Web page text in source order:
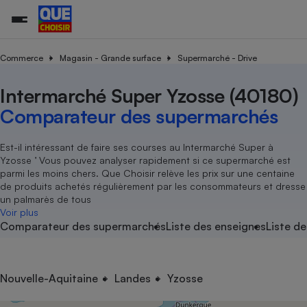
Commerce Magasin - Grande surface Supermarché - Drive
Intermarché Super Yzosse (40180)
Comparateur des supermarchés
Est-il intéressant de faire ses courses au Intermarché Super à
Yzosse ’ Vous pouvez analyser rapidement si ce supermarché est
parmi les moins chers. Que Choisir relève les prix sur une centaine
de produits achetés régulièrement par les consommateurs et dresse
un palmarès de tous
Voir plus
Comparateur des supermarchésListe des enseignesListe
Nouvelle-Aquitaine Landes Yzosse
Additifs
Nutrition
Assurance auto
Magasin - Grande surface
Méthode de vente -
Organismes de défense
Système judiciairegratuit
Déchet
Achat - Vente - Travaux
Location
Sport
électrique
Démarche administrative
Senior
Service marchand
Train
Transport aérien
Toutes les actualités
Enquêtes
Guides d'achat
Conseils
Brèves
Tous les services
Soumettre un litige
Lettres types
Rencontrer une association locale
Tous nos combats
Nos actions
Nos grandes victoires
Les billets de la présidente
Nos associations locales
Nous rejoindre
En savoir plus sur Que Choisir Ensemble
nous ?
L’association
Nos missions
Notre méthodologie
Notre financement
Nos partenaires
Nous rejoindre